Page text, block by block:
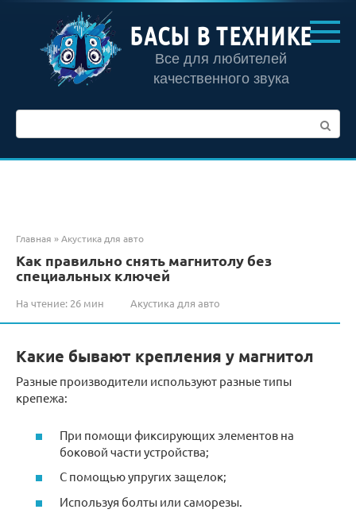
контенту
БАСЫ В ТЕХНИКЕ
Все для любителей
качественного звука
Главная »Акустика для авто
Как правильно снять магнитолу без
специальных ключей
На чтение: 26 мин Акустика для авто
Какие бывают крепления у магнитол
Разные производители используют разные типы
крепежа:
При помощи фиксирующих элементов на
боковой части устройства;
С помощью упругих защелок;
Используя болты или саморезы.